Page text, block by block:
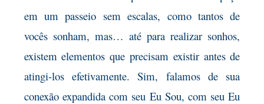
em um passeio sem escalas, como tantos de
vocês sonham, mas… até para realizar sonhos,
existem elementos que precisam existir antes de
atingi-los efetivamente. Sim, falamos de sua
conexão expandida com seu Eu Sou, com seu Eu